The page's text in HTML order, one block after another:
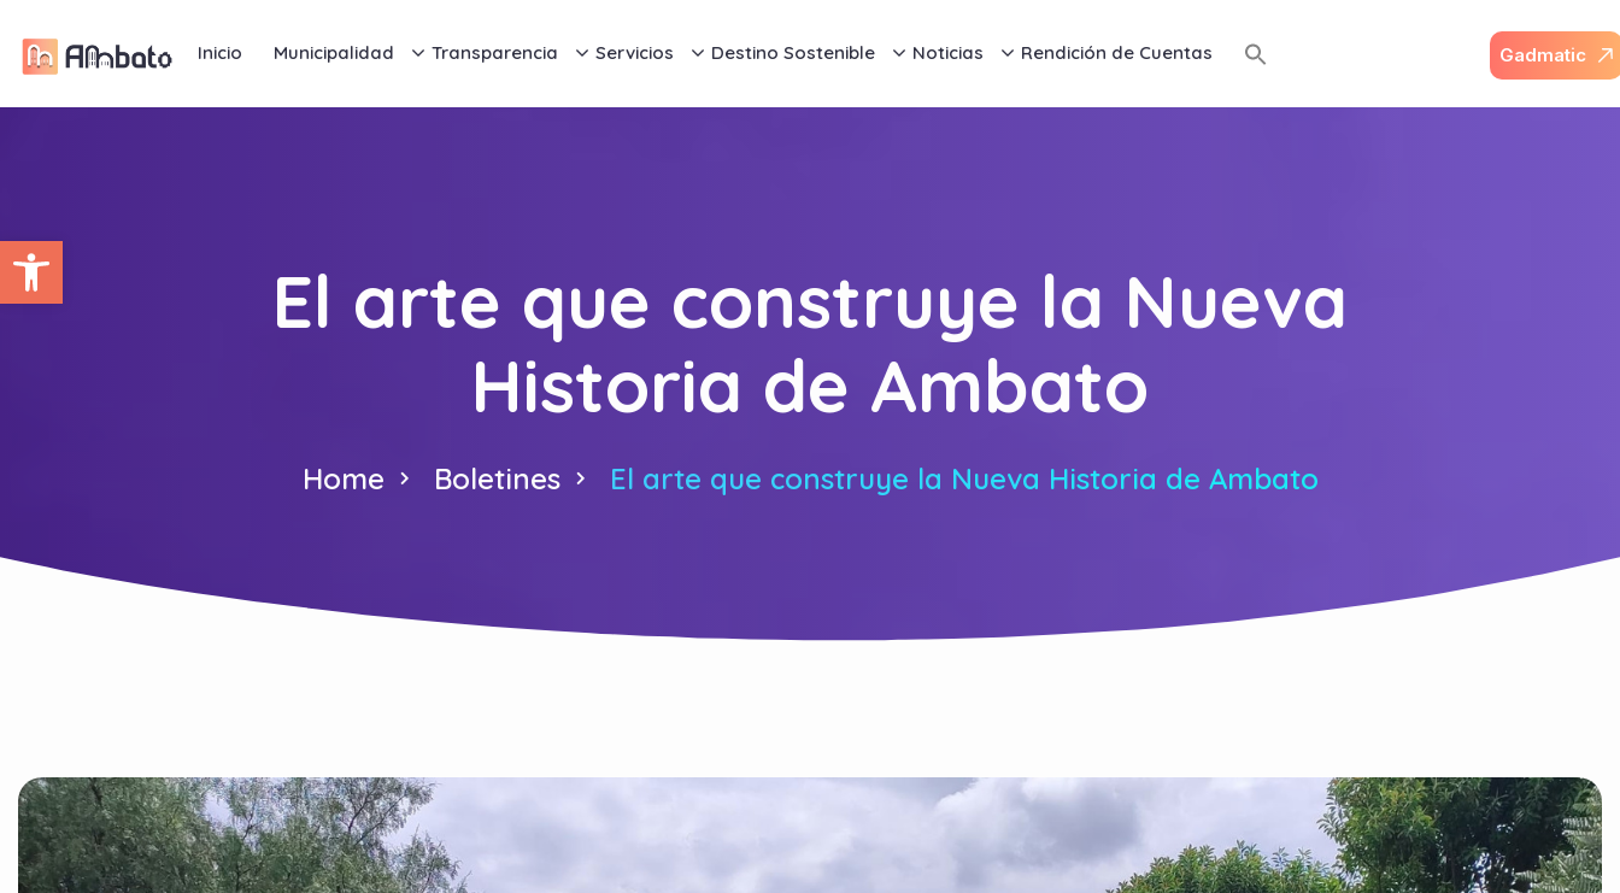
Abrir barra de herramientas
Inicio Municipalidad Transparencia Servicios Destino Sostenible Noticias Rendición de Cuentas Gadmatic
El arte que construye la Nueva
Historia de Ambato
Home Boletines El arte que construye la Nueva Historia de Ambato